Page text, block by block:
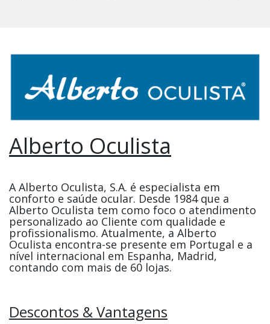
Alberto Oculista
A Alberto Oculista, S.A. é especialista em
conforto e saúde ocular. Desde 1984 que a
Alberto Oculista tem como foco o atendimento
personalizado ao Cliente com qualidade e
profissionalismo. Atualmente, a Alberto
Oculista encontra-se presente em Portugal e a
nível internacional em Espanha, Madrid,
contando com mais de 60 lojas.
Descontos & Vantagens